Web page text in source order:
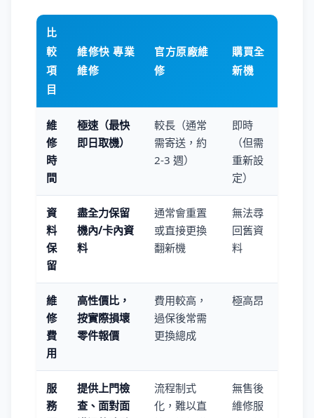
比
較
項
目
維修快 專業
維修
官方原廠維
修
購買全
新機
維
修
時
間
極速（最快
即日取機）
較長（通常
需寄送，約
2-3 週）
即時
（但需
重新設
定）
資
料
保
留
盡全力保留
機內/卡內資
料
通常會重置
或直接更換
翻新機
無法尋
回舊資
料
維
修
費
用
高性價比，
按實際損壞
零件報價
費用較高，
過保後常需
更換總成
極高昂
服
務
提供上門檢
查、面對面
流程制式
化，難以直
無售後
維修服